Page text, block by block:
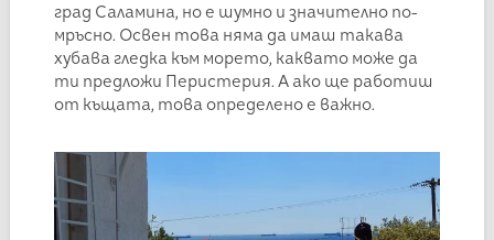
град Саламина, но е шумно и значително по-
мръсно. Освен това няма да имаш такава
хубава гледка към морето, каквато може да
ти предложи Перистерия. А ако ще работиш
от къщата, това определено е важно.